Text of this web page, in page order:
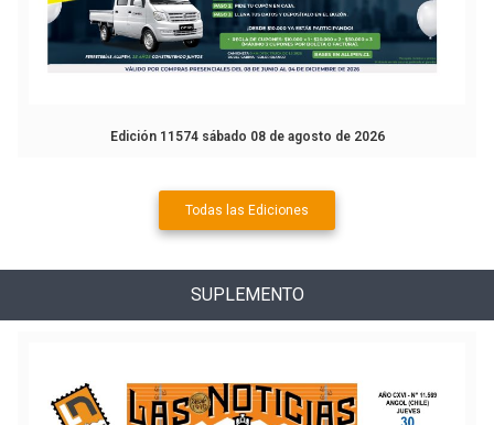
Edición 11574 sábado 08 de agosto de 2026
Todas las Ediciones
SUPLEMENTO